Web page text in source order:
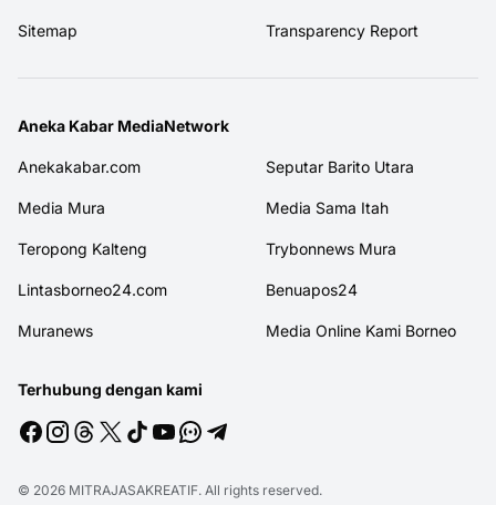
Sitemap Transparency Report
Aneka Kabar MediaNetwork
Anekakabar.com Seputar Barito Utara
Media Mura Media Sama Itah
Teropong Kalteng Trybonnews Mura
Lintasborneo24.com Benuapos24
Muranews Media Online Kami Borneo
Terhubung dengan kami
© 2026 MITRAJASAKREATIF. All rights reserved.